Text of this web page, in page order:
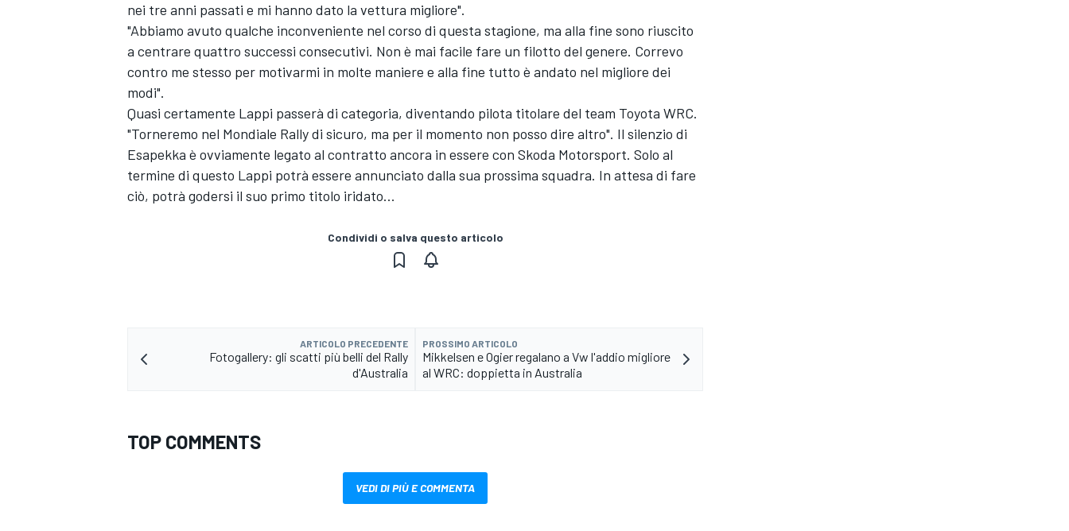
ENDURANCE/GT
nei tre anni passati e mi hanno dato la vettura migliore".
"Abbiamo avuto qualche inconveniente nel corso di questa stagione, ma alla fine sono riuscito
a centrare quattro successi consecutivi. Non è mai facile fare un filotto del genere. Correvo
contro me stesso per motivarmi in molte maniere e alla fine tutto è andato nel migliore dei
modi".
Quasi certamente Lappi passerà di categoria, diventando pilota titolare del team Toyota WRC.
"Torneremo nel Mondiale Rally di sicuro, ma per il momento non posso dire altro". Il silenzio di
Esapekka è ovviamente legato al contratto ancora in essere con Skoda Motorsport. Solo al
termine di questo Lappi potrà essere annunciato dalla sua prossima squadra. In attesa di fare
ciò, potrà godersi il suo primo titolo iridato...
Condividi o salva questo articolo
ARTICOLO PRECEDENTE
Fotogallery: gli scatti più belli del Rally
d'Australia
PROSSIMO ARTICOLO
Mikkelsen e Ogier regalano a Vw l'addio migliore
al WRC: doppietta in Australia
TOP COMMENTS
VEDI DI PIÙ E COMMENTA